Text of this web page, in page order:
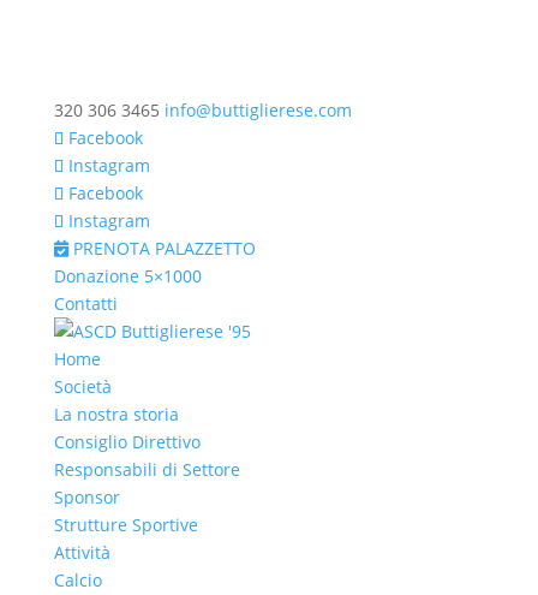
320 306 3465 info@buttiglierese.com
Facebook
Instagram
Facebook
Instagram
PRENOTA PALAZZETTO
Donazione 5×1000
Contatti
Home
Società
La nostra storia
Consiglio Direttivo
Responsabili di Settore
Sponsor
Strutture Sportive
Attività
Calcio